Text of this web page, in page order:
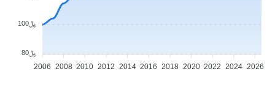
﷼100
﷼80
2006 2008 2010 2012 2014 2016 2018 2020 2022 2024 2026